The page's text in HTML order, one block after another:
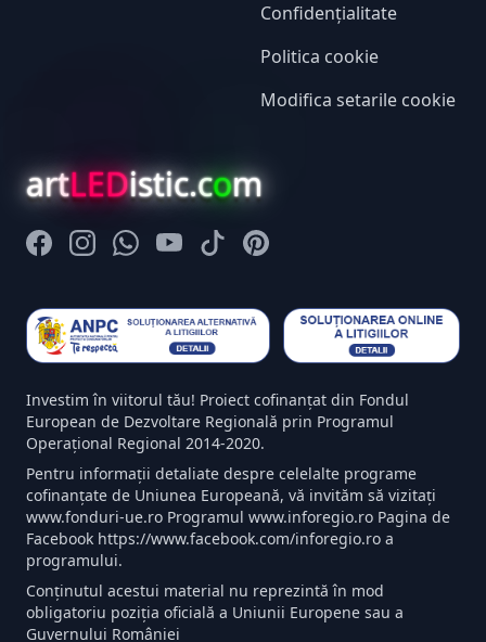
Confidențialitate
Politica cookie
Modifica setarile cookie
artLEDistic.com
FacebookInstagramWhatsappYoutubeTiktokPinterest
Investim în viitorul tău! Proiect cofinanțat din Fondul
European de Dezvoltare Regională prin Programul
Operațional Regional 2014-2020.
Pentru informații detaliate despre celelalte programe
cofinanțate de Uniunea Europeană, vă invităm să vizitați
www.fonduri-ue.ro Programul www.inforegio.ro Pagina de
Facebook https://www.facebook.com/inforegio.ro a
programului.
Conținutul acestui material nu reprezintă în mod
obligatoriu poziția oficială a Uniunii Europene sau a
Guvernului României